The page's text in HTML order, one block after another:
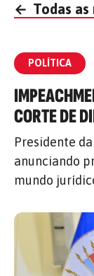
← Todas
POLÍTICA
CORTE DE
Presidente
anunciando
mundo